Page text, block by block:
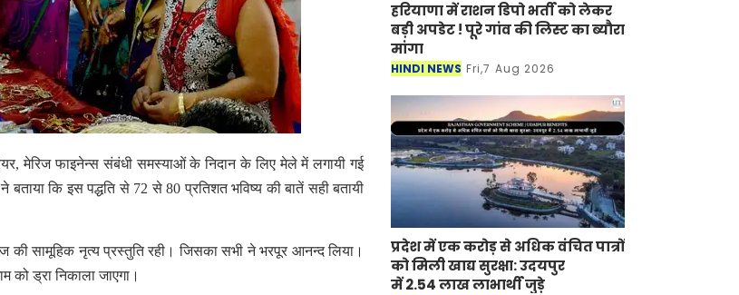
मेरिज फाइनेन्स संबंधी समस्याओं के निदान के लिए मेले में लगायी गई
कि इस पद्धति से 72 से 80 प्रतिशत भविष्य की बातें सही बतायी
सामूहिक नृत्य प्रस्तुति रही। जिसका सभी ने भरपूर आनन्द लिया।
ड्रा निकाला जाएगा।
हरियाणा में राशन डिपो भर्ती को लेकर
बड़ी अपडेट ! पूरे गांव की लिस्ट का ब्यौरा
मांगा
HINDI NEWS Fri,7 Aug 2026
प्रदेश में एक करोड़ से अधिक वंचित पात्रों
को मिली खाद्य सुरक्षा: उदयपुर
में 2.54 लाख लाभार्थी जुड़े